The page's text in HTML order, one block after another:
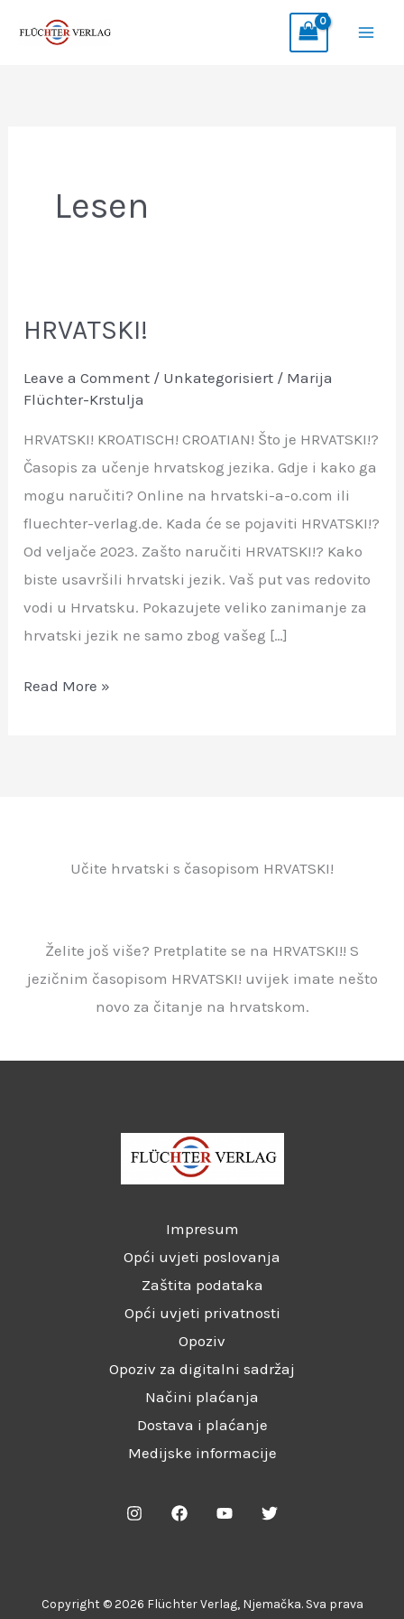
Lesen
HRVATSKI!
Leave a Comment / Unkategorisiert / Marija
Flüchter-Krstulja
HRVATSKI! KROATISCH! CROATIAN! Što je HRVATSKI!?
Časopis za učenje hrvatskog jezika. Gdje i kako ga
mogu naručiti? Online na hrvatski-a-o.com ili
fluechter-verlag.de. Kada će se pojaviti HRVATSKI!?
Od veljače 2023. Zašto naručiti HRVATSKI!? Kako
biste usavršili hrvatski jezik. Vaš put vas redovito
vodi u Hrvatsku. Pokazujete veliko zanimanje za
hrvatski jezik ne samo zbog vašeg […]
HRVATSKI!
Read More »
Učite hrvatski s časopisom HRVATSKI!
Želite još više? Pretplatite se na HRVATSKI!! S
jezičnim časopisom HRVATSKI! uvijek imate nešto
novo za čitanje na hrvatskom.
Impresum
Opći uvjeti poslovanja
Zaštita podataka
Opći uvjeti privatnosti
Opoziv
Opoziv za digitalni sadržaj
Načini plaćanja
Dostava i plaćanje
Medijske informacije
Copyright © 2026 Flüchter Verlag, Njemačka. Sva prava